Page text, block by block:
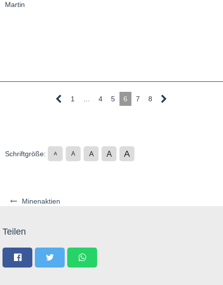
Minenaktien
Martin
1 4 5 6 7 8
Schriftgröße: A A A A A
Teilen